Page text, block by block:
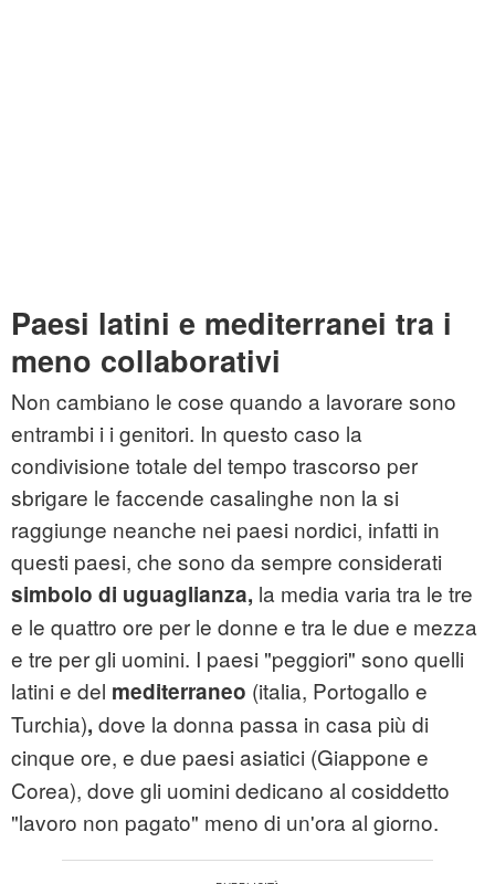
Paesi latini e mediterranei tra i
meno collaborativi
Non cambiano le cose quando a lavorare sono
entrambi i i genitori. In questo caso la
condivisione totale del tempo trascorso per
sbrigare le faccende casalinghe non la si
raggiunge neanche nei paesi nordici, infatti in
questi paesi, che sono da sempre considerati
simbolo di uguaglianza, la media varia tra le tre
e le quattro ore per le donne e tra le due e mezza
e tre per gli uomini. I paesi "peggiori" sono quelli
latini e del mediterraneo (italia, Portogallo e
Turchia), dove la donna passa in casa più di
cinque ore, e due paesi asiatici (Giappone e
Corea), dove gli uomini dedicano al cosiddetto
"lavoro non pagato" meno di un'ora al giorno.